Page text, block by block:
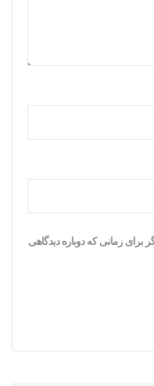
برای زمانی که دوباره دیدگاهی